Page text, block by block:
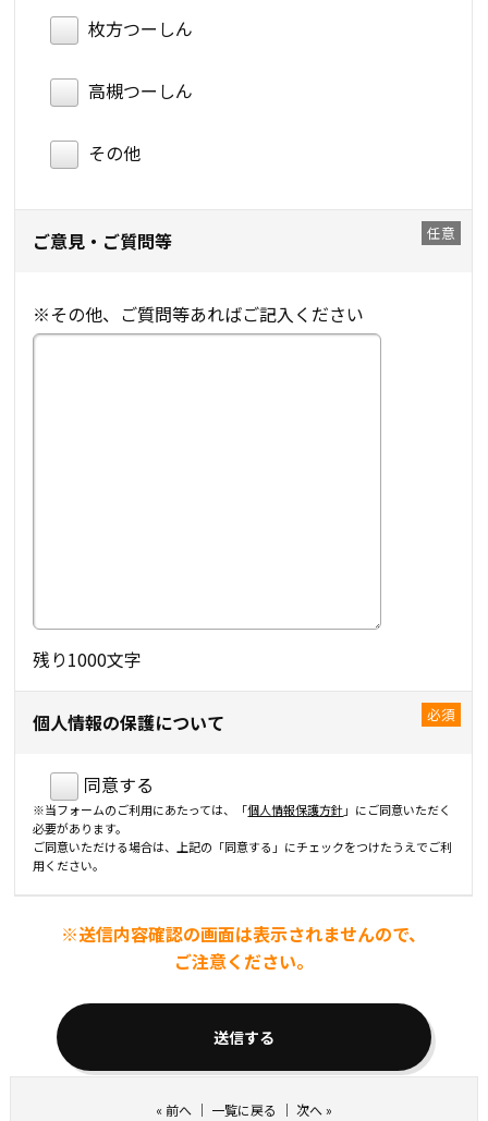
枚方つーしん
高槻つーしん
その他
ご意見・ご質問等
※その他、ご質問等あればご記入ください
残り1000文字
個人情報の保護について
同意する
※当フォームのご利用にあたっては、「個人情報保護方針」にご同意いただく
必要があります。
ご同意いただける場合は、上記の「同意する」にチェックをつけたうえでご利
用ください。
※送信内容確認の画面は表示されませんので、
ご注意ください。
« 前へ｜ 一覧に戻る ｜ 次へ»